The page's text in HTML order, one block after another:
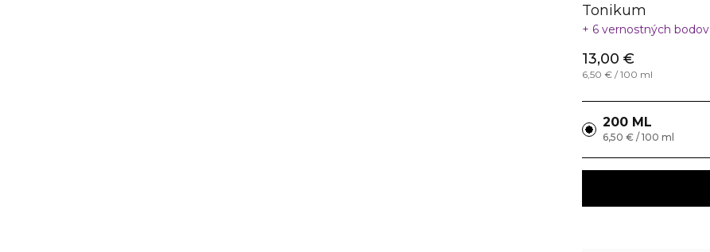
Tonikum
6 vernostných bodov
13,00 €
6,50 € / 100 ml
200 ML
6,50 € / 100 ml